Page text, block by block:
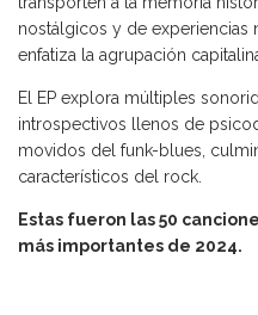
nostálgicos y de experiencias
enfatiza la agrupación
El EP explora múltiples
introspectivos llenos de
movidos del funk-blues,
característicos del rock.
Estas fueron las 50
más importantes de 2024.